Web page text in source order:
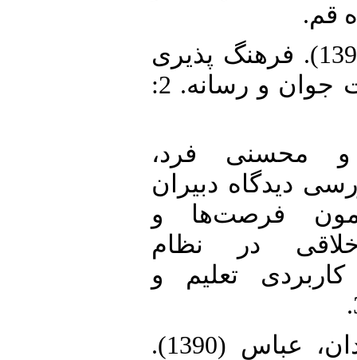
قم.
6. امین پور، فاطمه (1390). فرهنگ پذیری
دینی و رسانه. مطالعات جوان و رسانه. 2:
و محسنی فرد،
(1397). بررسی دیدگاه دبیران
فرصت‌ها و
در نظام
تعلیم و
8. ایزدی، فواد و کاردان، عباس (1390).